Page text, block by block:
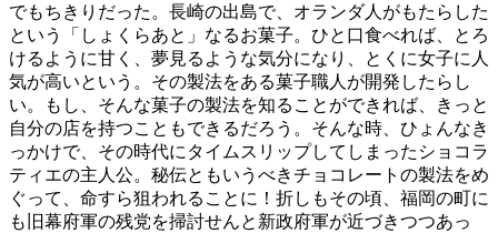
でもちきりだった。長崎の出島で、オランダ人がもたらした
という「しょくらあと」なるお菓子。ひと口食べれば、とろ
けるように甘く、夢見るような気分になり、とくに女子に人
気が高いという。その製法をある菓子職人が開発したらし
い。もし、そんな菓子の製法を知ることができれば、きっと
自分の店を持つこともできるだろう。そんな時、ひょんなき
っかけで、その時代にタイムスリップしてしまったショコラ
ティエの主人公。秘伝ともいうべきチョコレートの製法をめ
ぐって、命すら狙われることに！折しもその頃、福岡の町に
も旧幕府軍の残党を掃討せんと新政府軍が近づきつつあっ